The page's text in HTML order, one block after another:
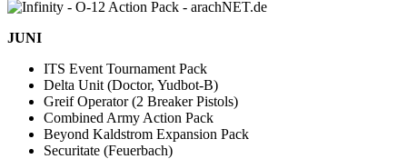
JUNI
ITS Event Tournament Pack
Delta Unit (Doctor, Yudbot-B)
Greif Operator (2 Breaker Pistols)
Combined Army Action Pack
Beyond Kaldstrom Expansion Pack
Securitate (Feuerbach)